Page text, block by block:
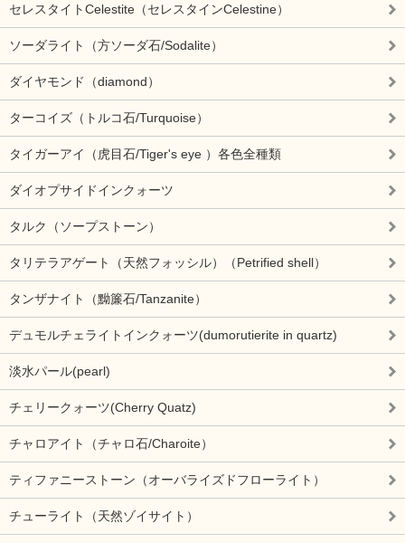
セレスタイトCelestite（セレスタインCelestine）
ソーダライト（方ソーダ石/Sodalite）
ダイヤモンド（diamond）
ターコイズ（トルコ石/Turquoise）
タイガーアイ（虎目石/Tiger's eye ）各色全種類
ダイオプサイドインクォーツ
タルク（ソープストーン）
タリテラアゲート（天然フォッシル）（Petrified shell）
タンザナイト（黝簾石/Tanzanite）
デュモルチェライトインクォーツ(dumorutierite in quartz)
淡水パール(pearl)
チェリークォーツ(Cherry Quatz)
チャロアイト（チャロ石/Charoite）
ティファニーストーン（オーバライズドフローライト）
チューライト（天然ゾイサイト）